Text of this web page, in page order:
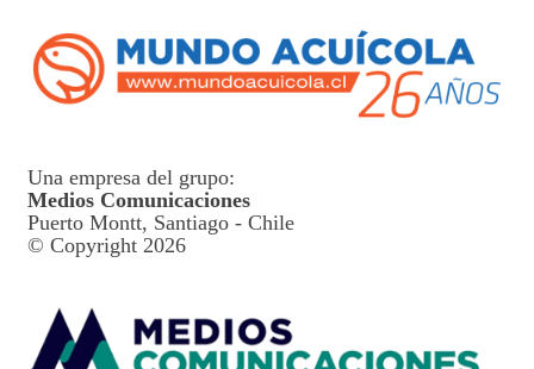
Una empresa del grupo:
Medios Comunicaciones
Puerto Montt, Santiago - Chile
© Copyright 2026